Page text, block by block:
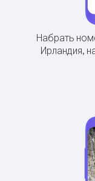
Набрать
Ирландия,